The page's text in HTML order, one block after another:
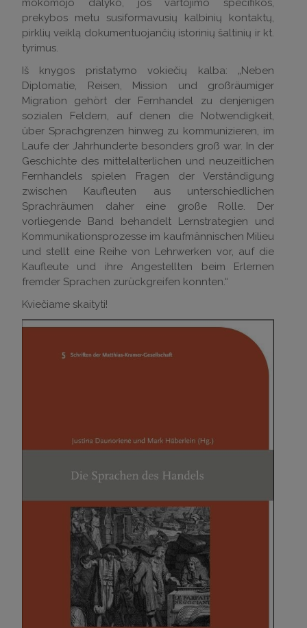
mokomojo dalyko, jos vartojimo specifikos,
prekybos metu susiformavusių kalbinių kontaktų,
pirklių veiklą dokumentuojančių istorinių šaltinių ir kt.
tyrimus.
Iš knygos pristatymo vokiečių kalba: „Neben
Diplomatie, Reisen, Mission und großräumiger
Migration gehört der Fernhandel zu denjenigen
sozialen Feldern, auf denen die Notwendigkeit,
über Sprachgrenzen hinweg zu kommunizieren, im
Laufe der Jahrhunderte besonders groß war. In der
Geschichte des mittelalterlichen und neuzeitlichen
Fernhandels spielen Fragen der Verständigung
zwischen Kaufleuten aus unterschiedlichen
Sprachräumen daher eine große Rolle. Der
vorliegende Band behandelt Lernstrategien und
Kommunikationsprozesse im kaufmännischen Milieu
und stellt eine Reihe von Lehrwerken vor, auf die
Kaufleute und ihre Angestellten beim Erlernen
fremder Sprachen zurückgreifen konnten.“
Kviečiame skaityti!